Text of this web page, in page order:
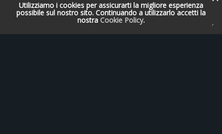
Utilizziamo i cookies per assicurarti la migliore esperienza
possibile sul nostro sito. Continuando a utilizzarlo accetti la
nostra Cookie Policy.